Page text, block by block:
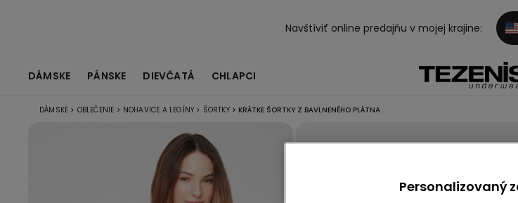
Navštíviť online predajňu v mojej krajine:
DÁMSKE PÁNSKE DIEVČATÁ CHLAPCI
DÁMSKE > OBLEČENIE > NOHAVICE A LEGÍNY > ŠORTKY > KRÁTKE ŠORTKY Z BAVLNENÉHO PLÁTNA
Personalizovaný